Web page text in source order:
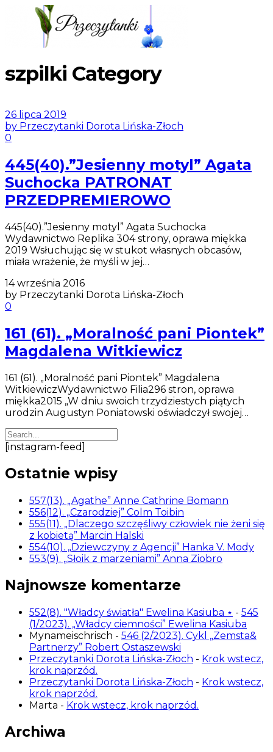
szpilki Category
26 lipca 2019
by Przeczytanki Dorota Lińska-Złoch
0
445(40).”Jesienny motyl” Agata
Suchocka PATRONAT
PRZEDPREMIEROWO
445(40).”Jesienny motyl” Agata Suchocka
Wydawnictwo Replika 304 strony, oprawa miękka
2019 Wsłuchując się w stukot własnych obcasów,
miała wrażenie, że myśli w jej…
14 września 2016
by Przeczytanki Dorota Lińska-Złoch
0
161 (61). „Moralność pani Piontek”
Magdalena Witkiewicz
161 (61). „Moralność pani Piontek” Magdalena
WitkiewiczWydawnictwo Filia296 stron, oprawa
miękka2015 „W dniu swoich trzydziestych piątych
urodzin Augustyn Poniatowski oświadczył swojej…
[instagram-feed]
Ostatnie wpisy
557(13). „Agathe” Anne Cathrine Bomann
556(12). „Czarodziej” Colm Toibin
555(11). „Dlaczego szczęśliwy człowiek nie żeni się
z kobietą” Marcin Halski
554(10). „Dziewczyny z Agencji” Hanka V. Mody
553(9). „Słoik z marzeniami” Anna Ziobro
Najnowsze komentarze
552(8). "Władcy światła" Ewelina Kasiuba ⋆ - 545
(1/2023). „Władcy ciemności” Ewelina Kasiuba
Mynameischrisch - 546 (2/2023). Cykl „Zemsta&
Partnerzy” Robert Ostaszewski
Przeczytanki Dorota Lińska-Złoch - Krok wstecz,
krok naprzód.
Przeczytanki Dorota Lińska-Złoch - Krok wstecz,
krok naprzód.
Marta - Krok wstecz, krok naprzód.
Archiwa